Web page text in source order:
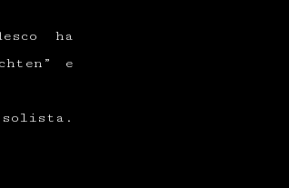
ha
e
solista.